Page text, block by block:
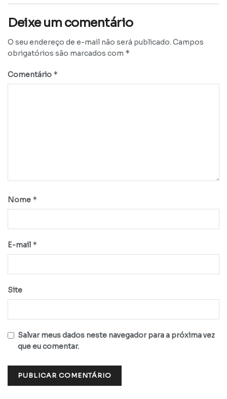
Deixe um comentário
O seu endereço de e-mail não será publicado. Campos
obrigatórios são marcados com *
Comentário *
Nome *
E-mail *
Site
Salvar meus dados neste navegador para a próxima vez
que eu comentar.